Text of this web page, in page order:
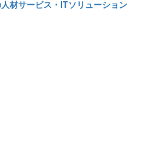
材サービス・ITソリューション